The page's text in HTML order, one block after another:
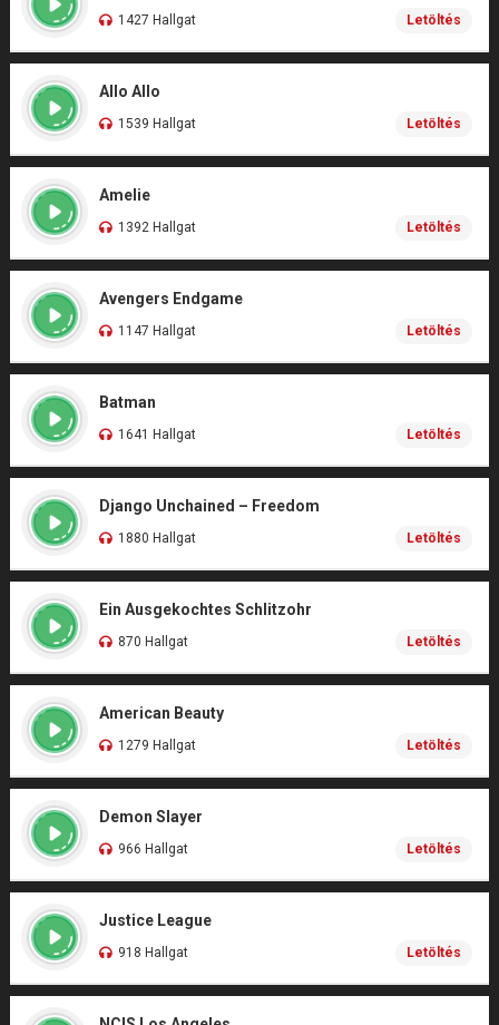
1427 Hallgat Letöltés
Allo Allo
1539 Hallgat Letöltés
Amelie
1392 Hallgat Letöltés
Avengers Endgame
1147 Hallgat Letöltés
Batman
1641 Hallgat Letöltés
Django Unchained – Freedom
1880 Hallgat Letöltés
Ein Ausgekochtes Schlitzohr
870 Hallgat Letöltés
American Beauty
1279 Hallgat Letöltés
Demon Slayer
966 Hallgat Letöltés
Justice League
918 Hallgat Letöltés